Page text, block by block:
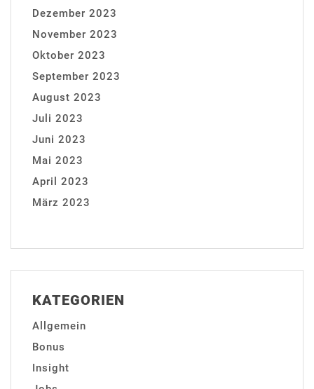
Dezember 2023
November 2023
Oktober 2023
September 2023
August 2023
Juli 2023
Juni 2023
Mai 2023
April 2023
März 2023
KATEGORIEN
Allgemein
Bonus
Insight